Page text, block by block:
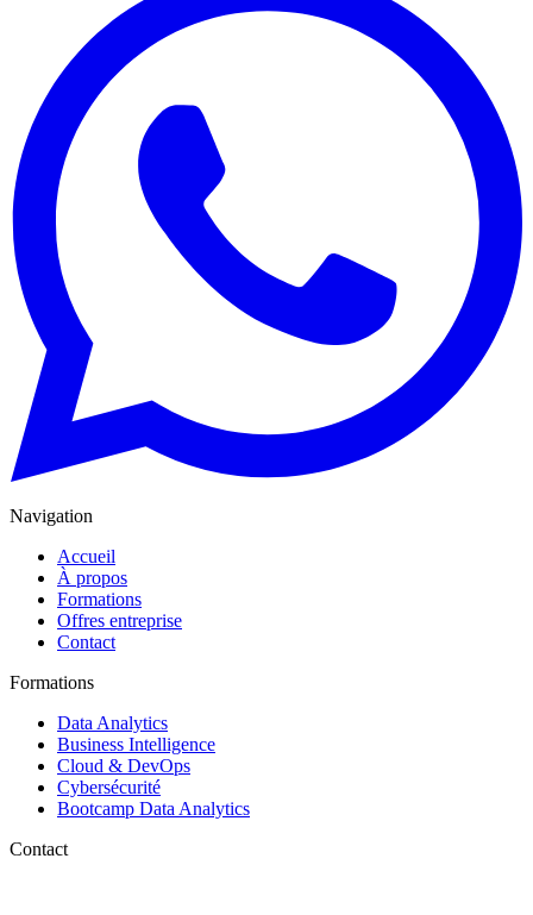
Navigation
Accueil
À propos
Formations
Offres entreprise
Contact
Formations
Data Analytics
Business Intelligence
Cloud & DevOps
Cybersécurité
Bootcamp Data Analytics
Contact